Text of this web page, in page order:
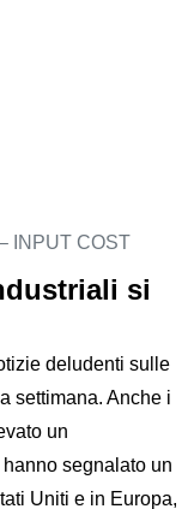
INPUT COST
si
deludenti sulle
settimana. Anche i
un
segnalato un
Uniti e in Europa,